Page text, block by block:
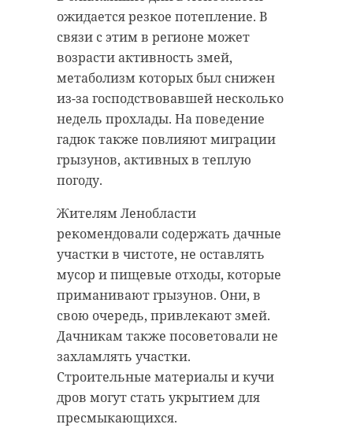
ожидается резкое потепление. В
связи с этим в регионе может
возрасти активность змей,
метаболизм которых был снижен
из-за господствовавшей несколько
недель прохлады. На поведение
гадюк также повлияют миграции
грызунов, активных в теплую
погоду.
Жителям Ленобласти
рекомендовали содержать дачные
участки в чистоте, не оставлять
мусор и пищевые отходы, которые
приманивают грызунов. Они, в
свою очередь, привлекают змей.
Дачникам также посоветовали не
захламлять участки.
Строительные материалы и кучи
дров могут стать укрытием для
пресмыкающихся.
результатов и путях преодоления
вызовов. СМИ также
рассказывают аудитории о
событиях в регионе.
Сергей Перминов отметил, что в
Ленобласти уже много лет
проводятся форумы СМИ.
Редакторы ключевых изданий и
участие в сессиях, используя
возможности прямого контакта с
должностными лицами. Это
помогает эффективному развитию
отрасли.
Сенатор от Ленинградской области
также прокомментировал
развитие ИИ-технологий. В
медиасфере они порождают как
новые возможности, так и новые
чиновниками.
Однако мужчина обманывал
предпринимателя. Как рассказали
в пятницу, 11 июля, в пресс-
службе прокуратуры Ленобласти.
За денежное вознаграждение он
пообещал коммерсанту
обеспечить размещение отходов в
обход официальных процедур.
Александр М. был уверен, что смог
убедить предпринимателя, и
договорился с ним о встрече в
ресторане. Сразу же после того,
как мошеннику передали 10
миллионов рублей, его задержали
сотрудники полиции.
В отношении Александра М. было
возбуждено уголовное дело по
статье «Покушение на